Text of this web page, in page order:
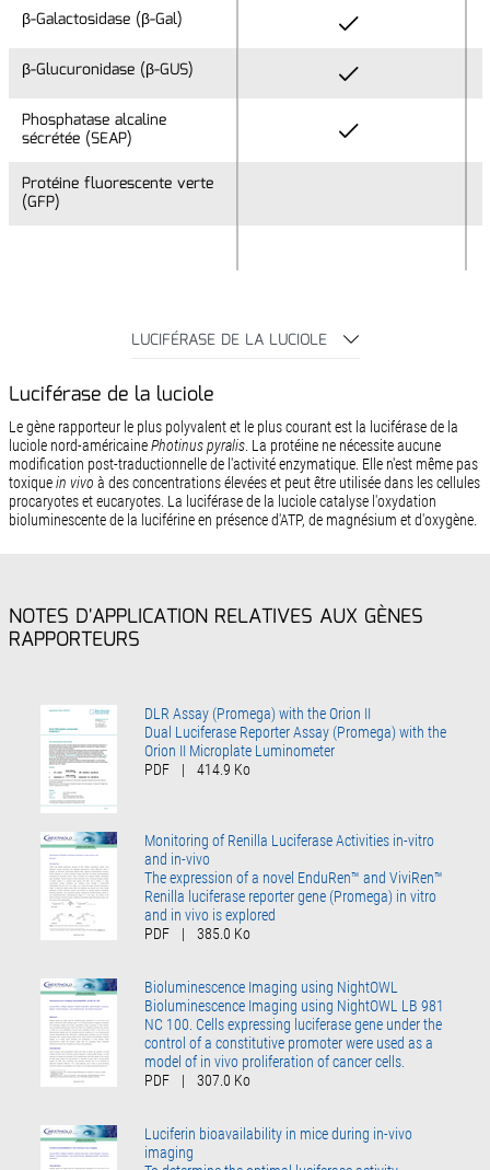
β-Galactosidase (β-Gal)
β-Glucuronidase (β-GUS)
Phosphatase alcaline
sécrétée (SEAP)
Protéine fluorescente verte
(GFP)
β-Galactosidase (β-Gal)
β-Glucuronidase (β-GUS)
Phosphatase alcaline
sécrétée (SEAP)
Protéine fluorescente verte
(GFP)
LUCIFÉRASE DE LA LUCIOLE
Luciférase de la luciole
Le gène rapporteur le plus polyvalent et le plus courant est la luciférase de la
luciole nord-américainePhotinus pyralis. La protéine ne nécessite aucune
modification post-traductionnelle de l'activité enzymatique. Elle n'est même pas
toxiquein vivo à des concentrations élevées et peut être utilisée dans les cellules
procaryotes et eucaryotes. La luciférase de la luciole catalyse l'oxydation
bioluminescente de la luciférine en présence d'ATP, de magnésium et d'oxygène.
NOTES D'APPLICATION RELATIVES AUX GÈNES
RAPPORTEURS
DLR Assay (Promega) with the Orion II
Dual Luciferase Reporter Assay (Promega) with the
Orion II Microplate Luminometer
PDF
| 414.9 Ko
Monitoring of Renilla Luciferase Activities in-vitro
and in-vivo
The expression of a novel EnduRen™ and ViviRen™
Renilla luciferase reporter gene (Promega) in vitro
and in vivo is explored
PDF
| 385.0 Ko
Bioluminescence Imaging using NightOWL
Bioluminescence Imaging using NightOWL LB 981
NC 100. Cells expressing luciferase gene under the
control of a constitutive promoter were used as a
model of in vivo proliferation of cancer cells.
PDF
| 307.0 Ko
Luciferin bioavailability in mice during in-vivo
imaging